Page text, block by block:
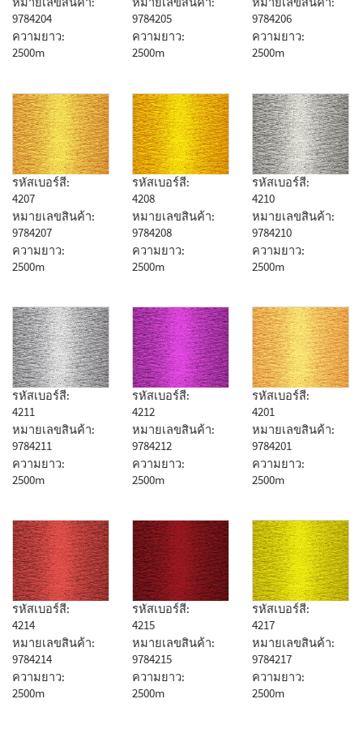
9784204
ความยาว:
2500m
9784205
ความยาว:
2500m
9784206
ความยาว:
2500m
รหัสเบอร์สี:
4207
หมายเลขสินค้า:
9784207
ความยาว:
2500m
รหัสเบอร์สี:
4208
หมายเลขสินค้า:
9784208
ความยาว:
2500m
รหัสเบอร์สี:
4210
หมายเลขสินค้า:
9784210
ความยาว:
2500m
รหัสเบอร์สี:
4211
หมายเลขสินค้า:
9784211
ความยาว:
2500m
รหัสเบอร์สี:
4212
หมายเลขสินค้า:
9784212
ความยาว:
2500m
รหัสเบอร์สี:
4201
หมายเลขสินค้า:
9784201
ความยาว:
2500m
รหัสเบอร์สี:
4214
หมายเลขสินค้า:
9784214
ความยาว:
2500m
รหัสเบอร์สี:
4215
หมายเลขสินค้า:
9784215
ความยาว:
2500m
รหัสเบอร์สี:
4217
หมายเลขสินค้า:
9784217
ความยาว:
2500m